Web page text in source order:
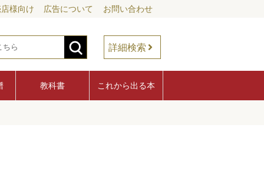
様向け 広告について お問い合わせ
詳細検索
教科書 これから出る本